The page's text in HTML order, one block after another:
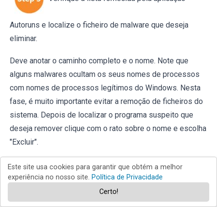
Autoruns e localize o ficheiro de malware que deseja
eliminar.
Deve anotar o caminho completo e o nome. Note que
alguns malwares ocultam os seus nomes de processos
com nomes de processos legítimos do Windows. Nesta
fase, é muito importante evitar a remoção de ficheiros do
sistema. Depois de localizar o programa suspeito que
deseja remover clique com o rato sobre o nome e escolha
"Excluir".
Este site usa cookies para garantir que obtém a melhor
experiência no nosso site. Política de Privacidade
Certo!